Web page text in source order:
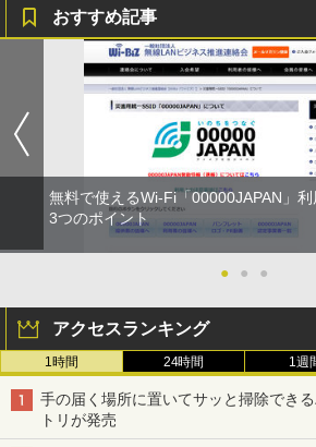
おすすめ記事
無料で使えるWi-Fi「00000JAPAN」
3つのポイント
● ● ●
アクセスランキング
1時間 24時間 1週
手の届く場所に置いてサッと掃除でき
トリが発売